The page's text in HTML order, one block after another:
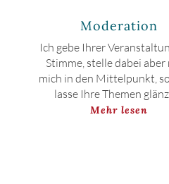
Moderation
Ich gebe Ihrer
Stimme, stelle dabei aber
mich in den Mittelpunkt,
lasse Ihre Themen
Mehr lesen